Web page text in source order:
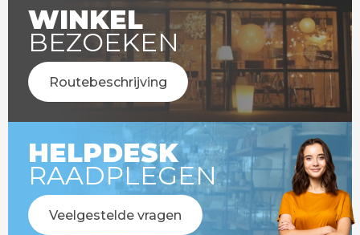
WINKEL
BEZOEKEN
Routebeschrijving
HELPDESK
RAADPLEGEN
Veelgestelde vragen